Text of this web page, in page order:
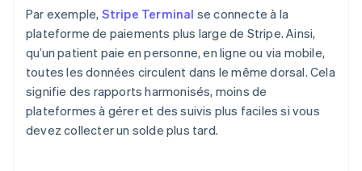
Par exemple, Stripe Terminal se connecte à la
plateforme de paiements plus large de Stripe. Ainsi,
qu’un patient paie en personne, en ligne ou via mobile,
toutes les données circulent dans le même dorsal. Cela
signifie des rapports harmonisés, moins de
plateformes à gérer et des suivis plus faciles si vous
devez collecter un solde plus tard.